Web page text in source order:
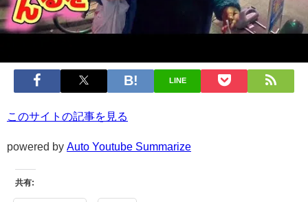
LINE
このサイトの記事を見る
powered by Auto Youtube Summarize
共有: